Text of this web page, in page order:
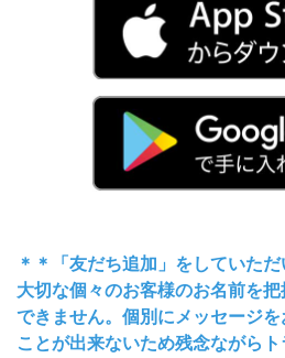
＊＊「友だち追加」をしていただ
大切な個々のお客様のお名前を
できません。個別にメッセージを
ことが出来ないため残念ながらト